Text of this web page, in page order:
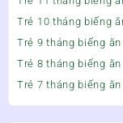
Trẻ 10 tháng biếng
Trẻ 9 tháng biếng
Trẻ 8 tháng biếng
Trẻ 7 tháng biếng